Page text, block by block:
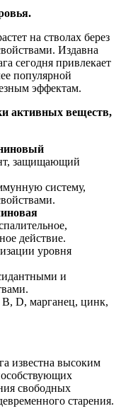
на стволах берез
Издавна
сегодня привлекает
популярной
эффектам.
активных веществ,
защищающий
систему,
действие.
уровня
и
D, марганец, цинк,
известна высоким
свободных
старения.